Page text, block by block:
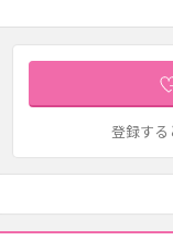
登録する